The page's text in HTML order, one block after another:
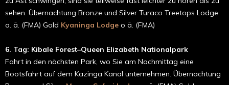
sehen. Übernachtung Bronze und Silver Turaco Treetops Lodge
o. ä. (FMA) Gold Kyaninga Lodge o ä. (FMA)
6. Tag: Kibale Forest–Queen Elizabeth Nationalpark
Fahrt in den nächsten Park, wo Sie am Nachmittag eine
Bootsfahrt auf dem Kazinga Kanal unternehmen. Übernachtung